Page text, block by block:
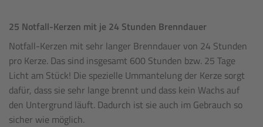
25 Notfall-Kerzen mit je 24 Stunden Brenndauer
Notfall-Kerzen mit sehr langer Brenndauer von 24 Stunden
pro Kerze. Das sind insgesamt 600 Stunden bzw. 25 Tage
Licht am Stück! Die spezielle Ummantelung der Kerze sorgt
dafür, dass sie sehr lange brennt und dass kein Wachs auf
den Untergrund läuft. Dadurch ist sie auch im Gebrauch so
sicher wie möglich.